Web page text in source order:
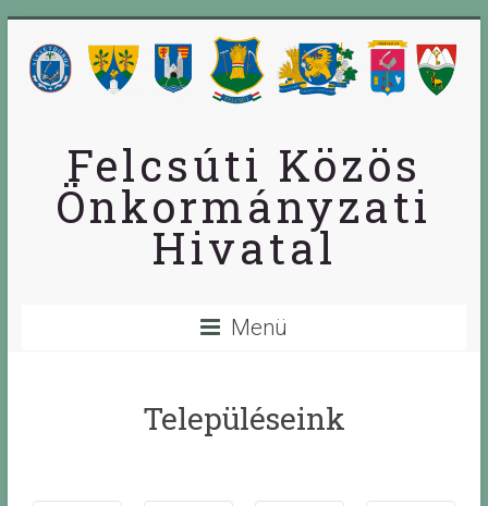
Felcsúti Közös
Önkormányzati
Hivatal
Menü
Településeink